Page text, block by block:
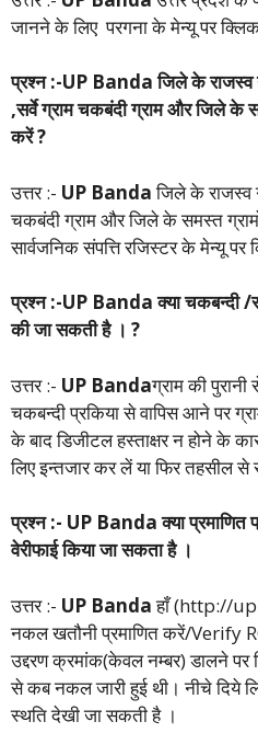
जानने के लिए परगना के मेन्यू पर
प्रश्न :-UP Banda जिले के राजस्व
,सर्वे ग्राम चकबंदी ग्राम और जिले के
करें ?
उत्तर :- UP Bandaजिले के राजस्व
चकबंदी ग्राम और जिले के समस्त
सार्वजनिक संपत्ति रजिस्टर के मेन्यू
प्रश्न :-UP Banda क्या चकबन्दी /
की जा सकती है । ?
उत्तर :- UP Bandaग्राम की पुरानी
चकबन्दी प्रकिया से वापिस आने पर
के बाद डिजीटल हस्ताक्षर न होने के
लिए इन्तजार कर लें या फिर तहसील से
प्रश्न :- UP Banda क्या प्रमाणित
वेरीफाई किया जा सकता है ।
उत्तर :- UP Bandaहाँ (http://
नकल खतौनी प्रमाणित करें/Verify
उद्दरण क्रमांक(केवल नम्बर) डालने पर
से कब नकल जारी हुई थी। नीचे दिये
स्थति देखी जा सकती है ।